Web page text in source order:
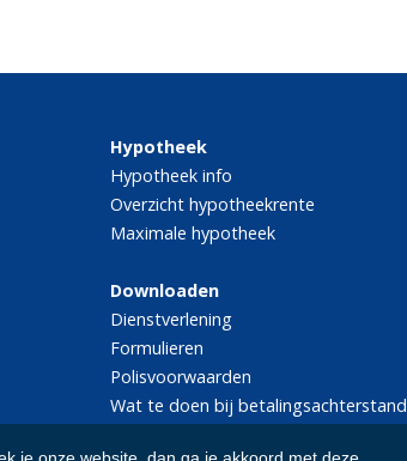
Hypotheek
Hypotheek info
Overzicht hypotheekrente
Maximale hypotheek
Downloaden
Dienstverlening
Formulieren
Polisvoorwaarden
Wat te doen bij betalingsachterstand